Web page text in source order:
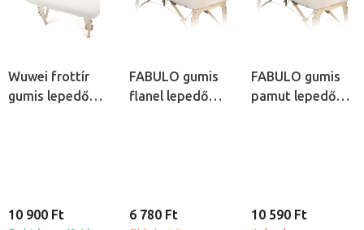
Wuwei frottír
gumis lepedő
10 900 Ft
FABULO gumis
flanel lepedő
6 780 Ft
FABULO gumis
pamut lepedő
10 590 Ft